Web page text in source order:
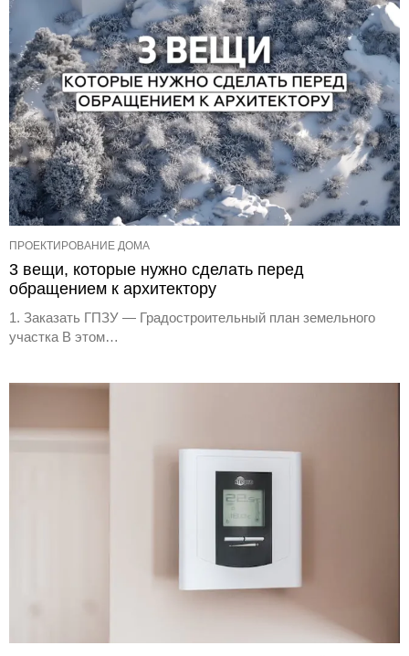
ПРОЕКТИРОВАНИЕ ДОМА
3 вещи, которые нужно сделать перед
обращением к архитектору
1. Заказать ГПЗУ — Градостроительный план земельного
участка В этом…